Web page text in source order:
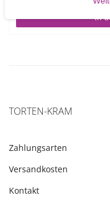
In
TORTEN-KRAM
Zahlungsarten
Versandkosten
Kontakt